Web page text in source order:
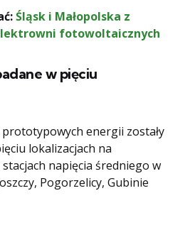
Śląsk i Małopolska z
fotowoltaicznych
w pięciu
energii zostały
lokalizacjach na
napięcia średniego w
Pogorzelicy, Gubinie